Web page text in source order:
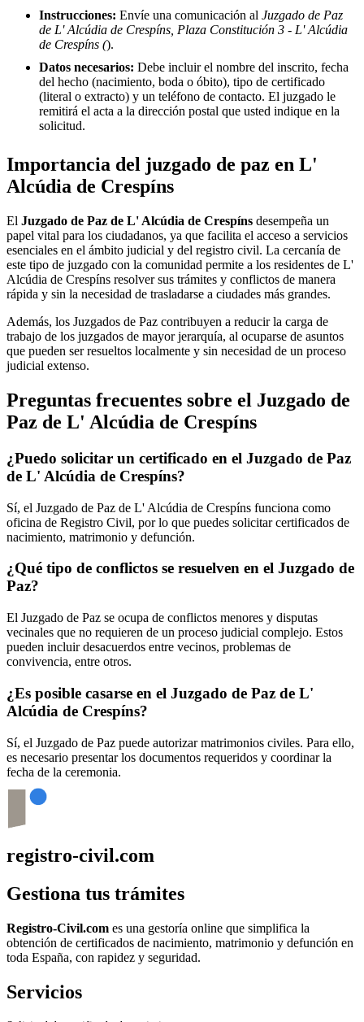
Instrucciones: Envíe una comunicación al Juzgado de Paz
de L' Alcúdia de Crespíns, Plaza Constitución 3 - L' Alcúdia
de Crespíns ().
Datos necesarios: Debe incluir el nombre del inscrito, fecha
del hecho (nacimiento, boda o óbito), tipo de certificado
(literal o extracto) y un teléfono de contacto. El juzgado le
remitirá el acta a la dirección postal que usted indique en la
solicitud.
Importancia del juzgado de paz en L'
Alcúdia de Crespíns
El Juzgado de Paz de L' Alcúdia de Crespíns desempeña un
papel vital para los ciudadanos, ya que facilita el acceso a servicios
esenciales en el ámbito judicial y del registro civil. La cercanía de
este tipo de juzgado con la comunidad permite a los residentes de L'
Alcúdia de Crespíns resolver sus trámites y conflictos de manera
rápida y sin la necesidad de trasladarse a ciudades más grandes.
Además, los Juzgados de Paz contribuyen a reducir la carga de
trabajo de los juzgados de mayor jerarquía, al ocuparse de asuntos
que pueden ser resueltos localmente y sin necesidad de un proceso
judicial extenso.
Preguntas frecuentes sobre el Juzgado de
Paz de L' Alcúdia de Crespíns
¿Puedo solicitar un certificado en el Juzgado de Paz
de L' Alcúdia de Crespíns?
Sí, el Juzgado de Paz de L' Alcúdia de Crespíns funciona como
oficina de Registro Civil, por lo que puedes solicitar certificados de
nacimiento, matrimonio y defunción.
¿Qué tipo de conflictos se resuelven en el Juzgado de
Paz?
El Juzgado de Paz se ocupa de conflictos menores y disputas
vecinales que no requieren de un proceso judicial complejo. Estos
pueden incluir desacuerdos entre vecinos, problemas de
convivencia, entre otros.
¿Es posible casarse en el Juzgado de Paz de L'
Alcúdia de Crespíns?
Sí, el Juzgado de Paz puede autorizar matrimonios civiles. Para ello,
es necesario presentar los documentos requeridos y coordinar la
fecha de la ceremonia.
registro-civil.com
Gestiona tus trámites
Registro-Civil.com es una gestoría online que simplifica la
obtención de certificados de nacimiento, matrimonio y defunción en
toda España, con rapidez y seguridad.
Servicios